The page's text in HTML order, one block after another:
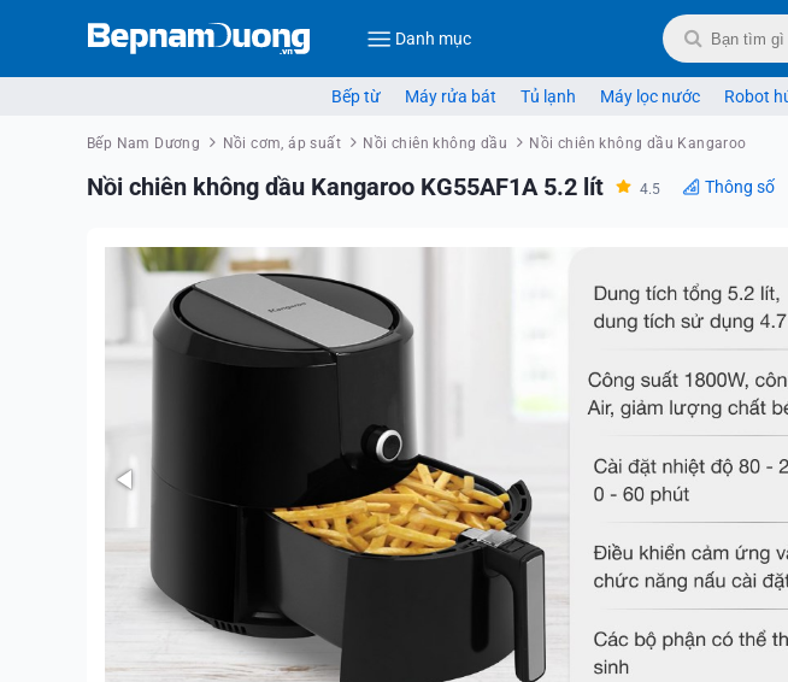
Danh mục
Bếp từ Máy rửa bát Tủ lạnh Máy lọc nước Robot
Bếp Nam Dương Nồi cơm, áp suất Nồi chiên không dầu Nồi chiên không dầu Kangaroo
Nồi chiên không dầu Kangaroo KG55AF1A 5.2 lít 4.5 Thông số